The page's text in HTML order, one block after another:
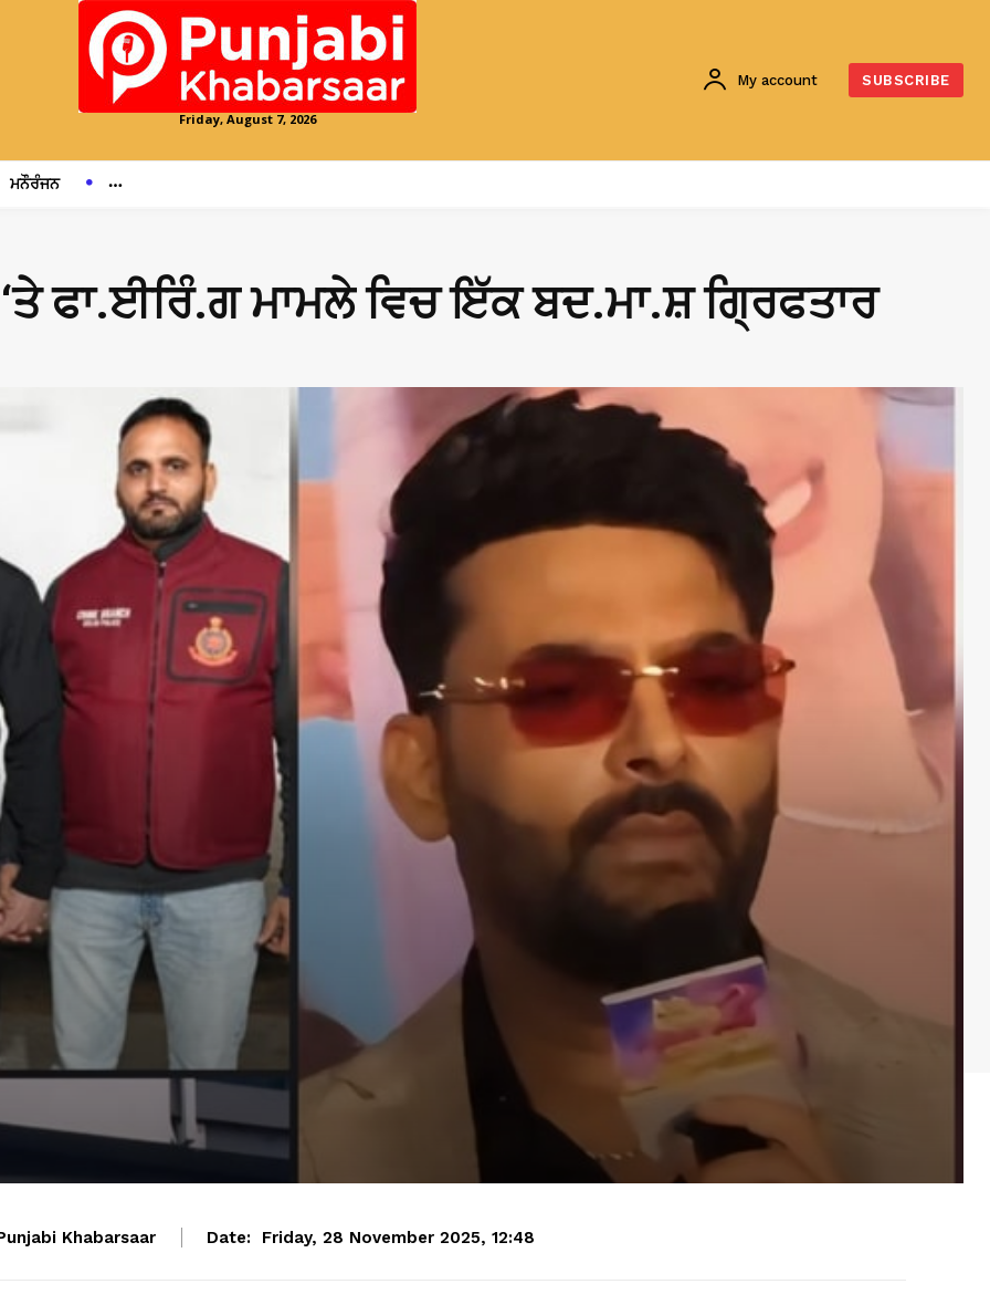
Friday, August 7, 2026
My account SUBSCRIBE
ਮਨੌਰੰਜਨ
ਫਾ.ਈਰਿੰ.ਗ ਮਾਮਲੇ ਵਿਚ ਇੱਕ ਬਦ.ਮਾ.ਸ਼ ਗ੍ਰਿਫਤਾਰ
Khabarsaar Date: Friday, 28 November 2025, 12:48